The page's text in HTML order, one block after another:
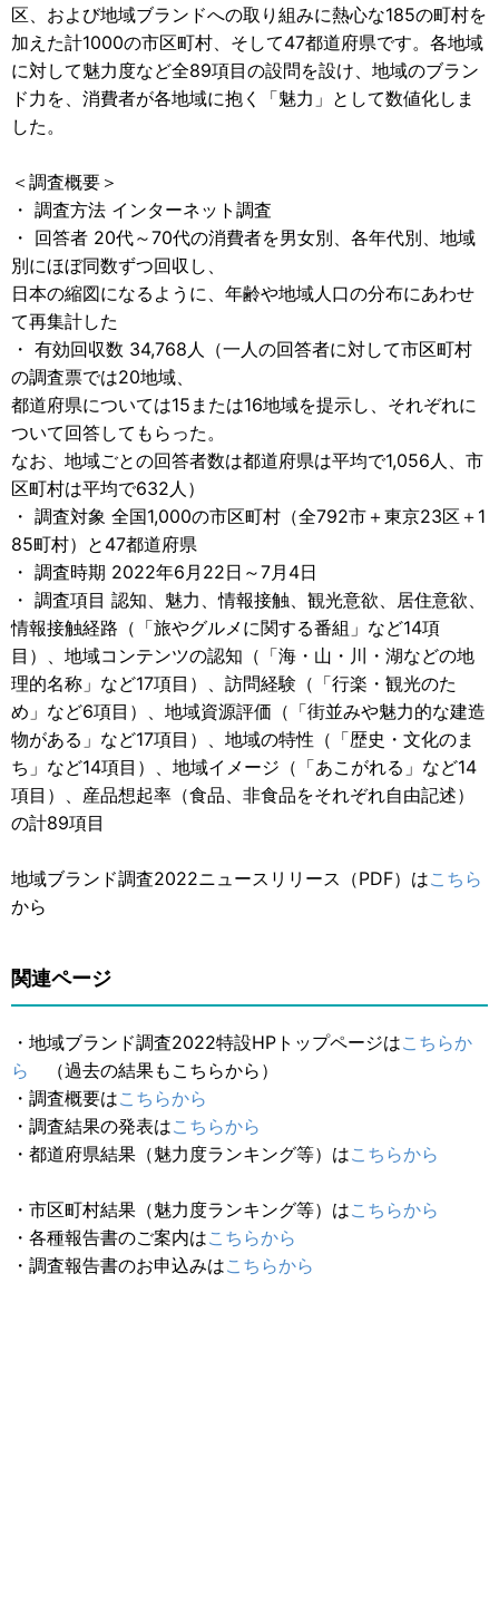
区、および地域ブランドへの取り組みに熱心な185の町村を
加えた計1000の市区町村、そして47都道府県です。各地域
に対して魅力度など全89項目の設問を設け、地域のブラン
ド力を、消費者が各地域に抱く「魅力」として数値化しま
した。
＜調査概要＞
・ 調査方法 インターネット調査
・ 回答者 20代～70代の消費者を男女別、各年代別、地域
別にほぼ同数ずつ回収し、
日本の縮図になるように、年齢や地域人口の分布にあわせ
て再集計した
・ 有効回収数 34,768人（一人の回答者に対して市区町村
の調査票では20地域、
都道府県については15または16地域を提示し、それぞれに
ついて回答してもらった。
なお、地域ごとの回答者数は都道府県は平均で1,056人、市
区町村は平均で632人）
・ 調査対象 全国1,000の市区町村（全792市＋東京23区＋1
85町村）と47都道府県
・ 調査時期 2022年6月22日～7月4日
・ 調査項目 認知、魅力、情報接触、観光意欲、居住意欲、
情報接触経路（「旅やグルメに関する番組」など14項
目）、地域コンテンツの認知（「海・山・川・湖などの地
理的名称」など17項目）、訪問経験（「行楽・観光のた
め」など6項目）、地域資源評価（「街並みや魅力的な建造
物がある」など17項目）、地域の特性（「歴史・文化のま
ち」など14項目）、地域イメージ（「あこがれる」など14
項目）、産品想起率（食品、非食品をそれぞれ自由記述）
の計89項目
地域ブランド調査2022ニュースリリース（PDF）はこちら
から
関連ページ
・地域ブランド調査2022特設HPトップページはこちらか
ら （過去の結果もこちらから）
・調査概要はこちらから
・調査結果の発表はこちらから
・都道府県結果（魅力度ランキング等）はこちらから
・市区町村結果（魅力度ランキング等）はこちらから
・各種報告書のご案内はこちらから
・調査報告書のお申込みはこちらから